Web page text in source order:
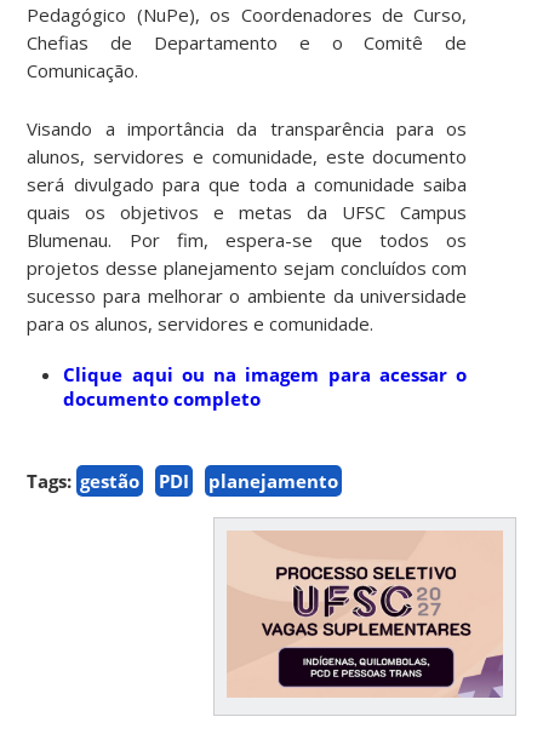
Pedagógico (NuPe), os Coordenadores de Curso,
Chefias de Departamento e o Comitê de
Comunicação.
Visando a importância da transparência para os
alunos, servidores e comunidade, este documento
será divulgado para que toda a comunidade saiba
quais os objetivos e metas da UFSC Campus
Blumenau. Por fim, espera-se que todos os
projetos desse planejamento sejam concluídos com
sucesso para melhorar o ambiente da universidade
para os alunos, servidores e comunidade.
Clique aqui ou na imagem para acessar o
documento completo
Tags: gestão PDI planejamento